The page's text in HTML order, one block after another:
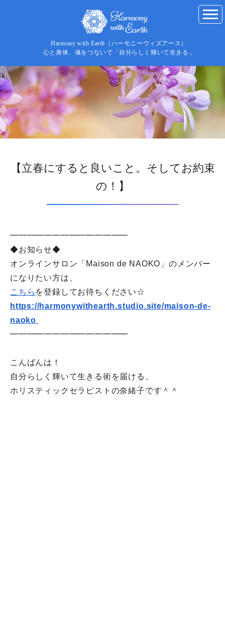
Harmony with Earth（ハーモニーウィズアース）
心と身体、魂をつないで「自分らしく輝いて生きる」
【立春にすると良いこと。そしてお約束
の！】
━━━━━━━━━━━━━━
◆お知らせ◆
オンラインサロン「Maison de NAOKO」のメンバー
になりたい方は、
こちら を登録してお待ちください☆
https://harmonywithearth.studio.site/maison-de-
naoko
━━━━━━━━━━━━━━
こんばんは！
自分らしく輝いて生きる術を届ける、
ホリスティックセラピストの奈緒子です＾＾